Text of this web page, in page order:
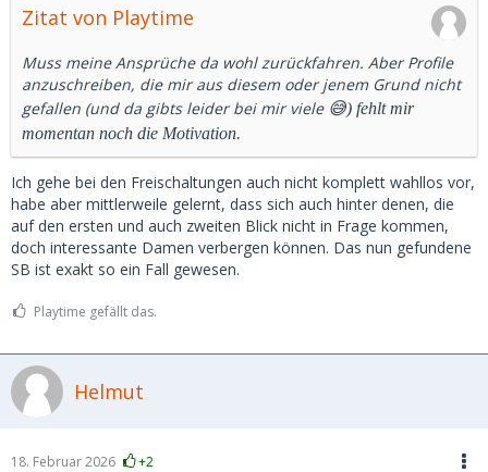
Zitat von Playtime
Muss meine Ansprüche da wohl zurückfahren. Aber Profile
anzuschreiben, die mir aus diesem oder jenem Grund nicht
gefallen (und da gibts leider bei mir viele 😅) fehlt mir
momentan noch die Motivation.
Ich gehe bei den Freischaltungen auch nicht komplett wahllos vor,
habe aber mittlerweile gelernt, dass sich auch hinter denen, die
auf den ersten und auch zweiten Blick nicht in Frage kommen,
doch interessante Damen verbergen können. Das nun gefundene
SB ist exakt so ein Fall gewesen.
Playtime gefällt das.
Helmut
18. Februar 2026 +2